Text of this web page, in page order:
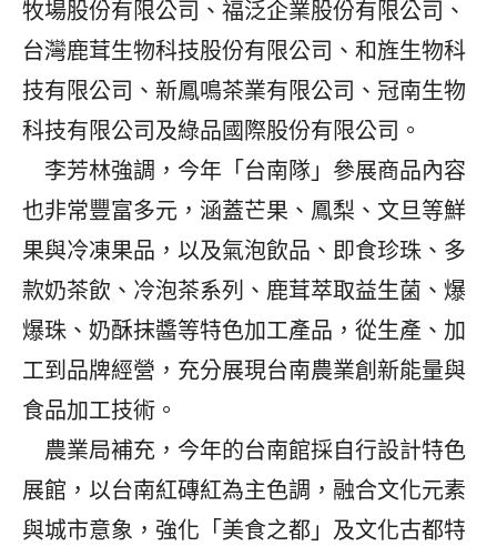
牧場股份有限公司、福泛企業股份有限公司、
台灣鹿茸生物科技股份有限公司、和旌生物科
技有限公司、新鳳鳴茶業有限公司、冠南生物
科技有限公司及綠品國際股份有限公司。
李芳林強調，今年「台南隊」參展商品內容
也非常豐富多元，涵蓋芒果、鳳梨、文旦等鮮
果與冷凍果品，以及氣泡飲品、即食珍珠、多
款奶茶飲、冷泡茶系列、鹿茸萃取益生菌、爆
爆珠、奶酥抹醬等特色加工產品，從生產、加
工到品牌經營，充分展現台南農業創新能量與
食品加工技術。
農業局補充，今年的台南館採自行設計特色
展館，以台南紅磚紅為主色調，融合文化元素
與城市意象，強化「美食之都」及文化古都特